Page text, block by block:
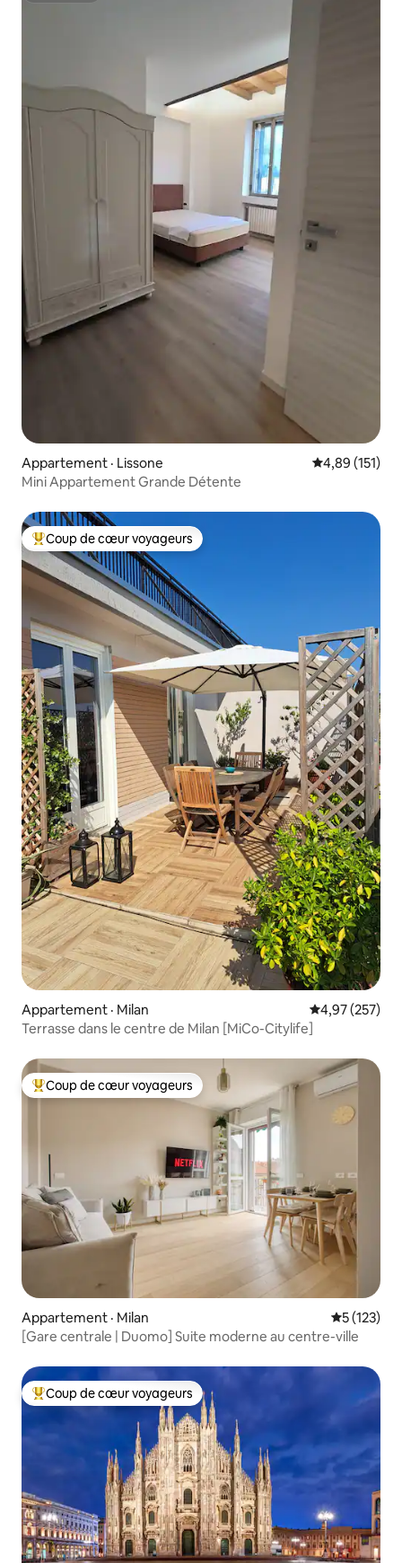
Appartement · Lissone Note
4,89 (151)
Mini Appartement Grande Détente
Coup de cœur voyageurs parmi les plus aimés
Coup de cœur voyageurs
Appartement · Milan Note
4,97 (257)
Terrasse dans le centre de Milan [MiCo-Citylife]
Coup de cœur voyageurs parmi les plus aimés
Coup de cœur voyageurs
Appartement · Milan Note
5 (123)
[Gare centrale | Duomo] Suite moderne au centre-ville
Coup de cœur voyageurs parmi les plus aimés
Coup de cœur voyageurs